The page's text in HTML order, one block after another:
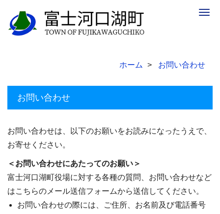
ホーム お問い合わせ
お問い合わせ
お問い合わせは、以下のお願いをお読みになったうえで、
お寄せください。
＜お問い合わせにあたってのお願い＞
富士河口湖町役場に対する各種の質問、お問い合わせなど
はこちらのメール送信フォームから送信してください。
お問い合わせの際には、ご住所、お名前及び電話番号